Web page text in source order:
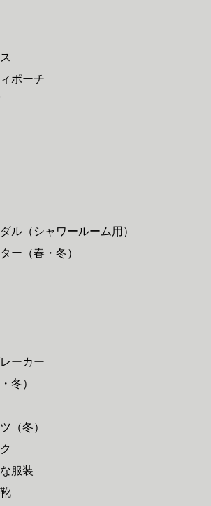
ポーチ
ル（シャワールーム用）
ー（春・冬）
ーカー
冬）
（冬）
服装